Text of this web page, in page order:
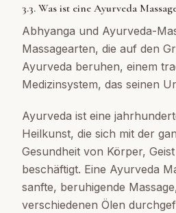
3.3. Was ist eine Ayurveda
Abhyanga und Ayurveda-
Massagearten, die auf den
Ayurveda beruhen, einem
Medizinsystem, das seinen
Ayurveda ist eine
Heilkunst, die sich mit der
Gesundheit von Körper,
beschäftigt. Eine Ayurveda
sanfte, beruhigende
verschiedenen Ölen